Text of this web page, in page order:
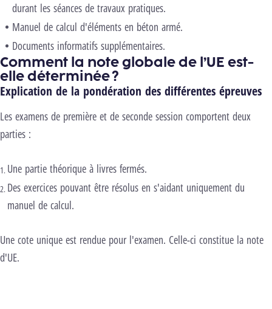
durant les séances de travaux pratiques.
Manuel de calcul d'éléments en béton armé.
Documents informatifs supplémentaires.
Comment la note globale de l’UE est-
elle déterminée ?
Explication de la pondération des différentes épreuves
Les examens de première et de seconde session comportent deux
parties :
Une partie théorique à livres fermés.
Des exercices pouvant être résolus en s'aidant uniquement du
manuel de calcul.
Une cote unique est rendue pour l'examen. Celle-ci constitue la note
d'UE.